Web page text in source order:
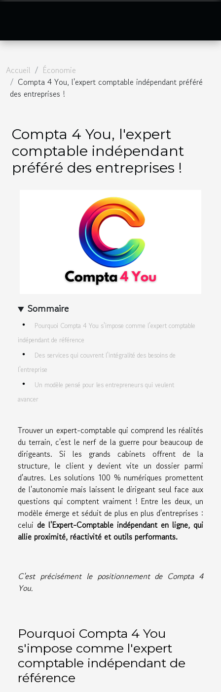
Accueil
Économie
Compta 4 You, l'expert comptable indépendant préféré
des entreprises !
Compta 4 You, l'expert
comptable indépendant
préféré des entreprises !
Sommaire
Pourquoi Compta 4 You s'impose comme l'expert comptable
indépendant de référence
Des services qui couvrent l'intégralité des besoins de
l'entreprise
Un modèle pensé pour les entrepreneurs qui veulent
avancer
Trouver un expert-comptable qui comprend les réalités
du terrain, c'est le nerf de la guerre pour beaucoup de
dirigeants. Si les grands cabinets offrent de la
structure, le client y devient vite un dossier parmi
d'autres. Les solutions 100 % numériques promettent
de l'autonomie mais laissent le dirigeant seul face aux
questions qui comptent vraiment ! Entre les deux, un
modèle émerge et séduit de plus en plus d'entreprises :
celui de l'Expert-Comptable indépendant en ligne, qui
allie proximité, réactivité et outils performants.
C'est précisément le positionnement de Compta 4
You.
Pourquoi Compta 4 You
s'impose comme l'expert
comptable indépendant de
référence